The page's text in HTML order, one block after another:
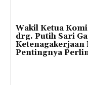
Wakil Ketua
drg. Putih Sari
Ketenagakerjaan
Pentingnya